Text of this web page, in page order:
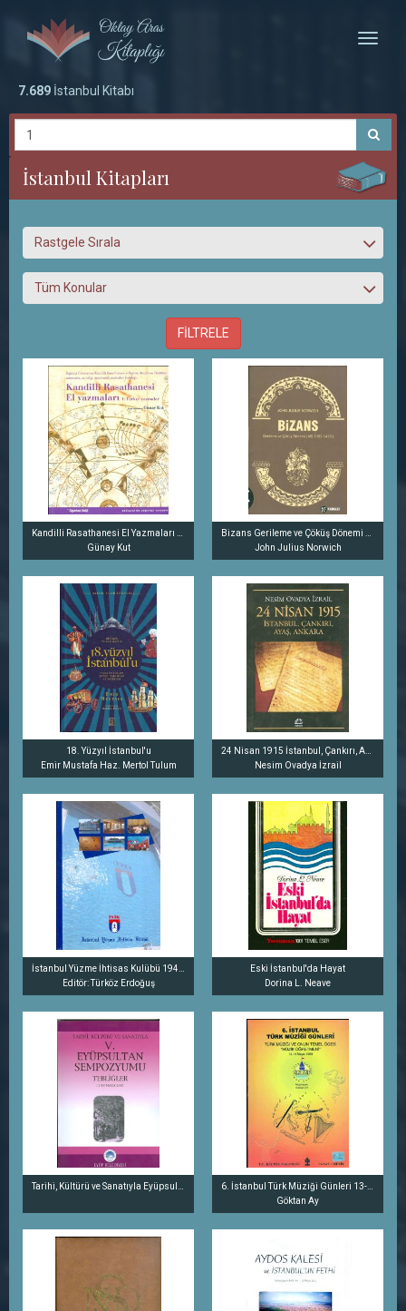
Toggle
7.689 İstanbul Kitabı
İstanbul Kitapları
Rastgele Sırala
Tüm Konular
FİLTRELE
Günay Kut
John Julius Norwich
18. Yüzyıl İstanbul'u
Emir Mustafa Haz. Mertol Tulum
Nesim Ovadya İzrail
Editör: Türköz Erdoğuş
Eski İstanbul'da Hayat
Dorina L. Neave
Göktan Ay